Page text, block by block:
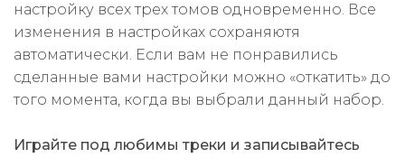
настройку всех трех томов одновременно. Все
изменения в настройках сохраняютя
автоматически. Если вам не понравились
сделанные вами настройки можно «откатить» до
того момента, когда вы выбрали данный набор.
Играйте под любимы треки и записывайтесь